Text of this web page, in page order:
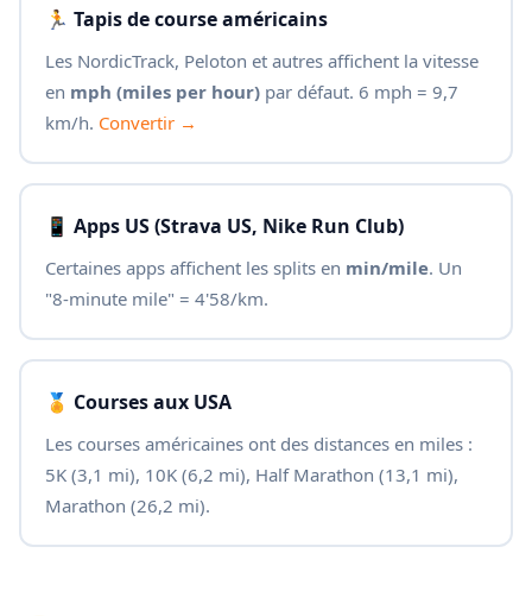
🏃 Tapis de course américains
Les NordicTrack, Peloton et autres affichent la vitesse
en mph (miles per hour) par défaut. 6 mph = 9,7
km/h. Convertir →
📱 Apps US (Strava US, Nike Run Club)
Certaines apps affichent les splits en min/mile. Un
"8-minute mile" = 4'58/km.
🏅 Courses aux USA
Les courses américaines ont des distances en miles :
5K (3,1 mi), 10K (6,2 mi), Half Marathon (13,1 mi),
Marathon (26,2 mi).